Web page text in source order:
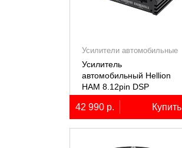
Усилители автомобильные
Усилитель
автомобильный Hellion
HAM 8.12pin DSP
десятиканальный,
8x80+2х100Вт (4Ом),
встроенный 12
канальный процессор
42 990 р. Купить